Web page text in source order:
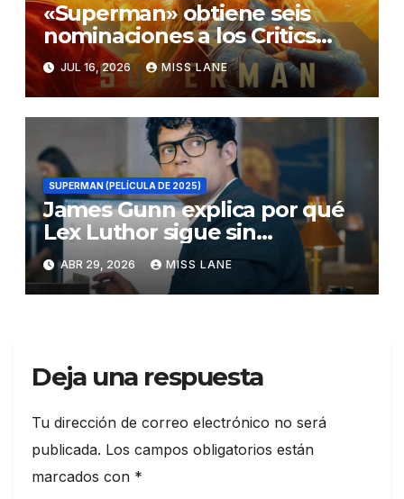
«Superman» obtiene seis
nominaciones a los Critics
Choice Super Awards
JUL 16, 2026 MISS LANE
SUPERMAN (PELÍCULA DE 2025)
James Gunn explica por qué
Lex Luthor sigue sin
descubrir la identidad secreta
de Superman
ABR 29, 2026 MISS LANE
Deja una respuesta
Tu dirección de correo electrónico no será
publicada. Los campos obligatorios están
marcados con *